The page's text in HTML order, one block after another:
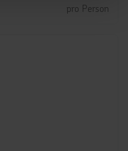
pro Person